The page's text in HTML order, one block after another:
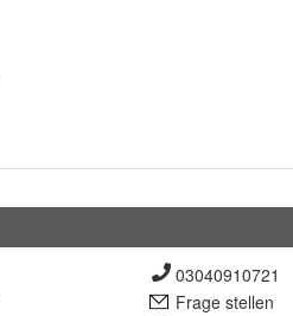
03040910721
Frage stellen